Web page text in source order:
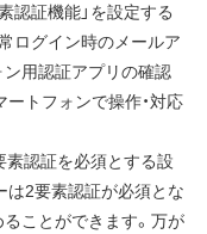
認証機能」を設定する
ログイン時のメールア
ン用認証アプリの確認
トフォンで操作・対応
素認証を必須とする設
は2要素認証が必須とな
ことができます。万が